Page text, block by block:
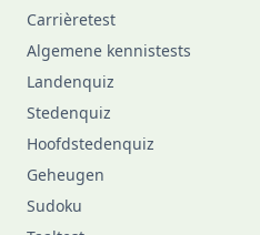
Carrièretest
Algemene kennistests
Landenquiz
Stedenquiz
Hoofdstedenquiz
Geheugen
Sudoku